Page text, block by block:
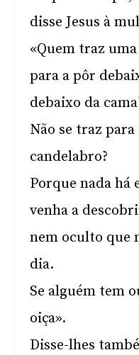
disse Jesus à
«Quem traz
para a pôr
debaixo da
Não se traz
candelabro?
Porque nada há
venha a
nem oculto que
dia.
Se alguém tem
oiça».
Disse-lhes